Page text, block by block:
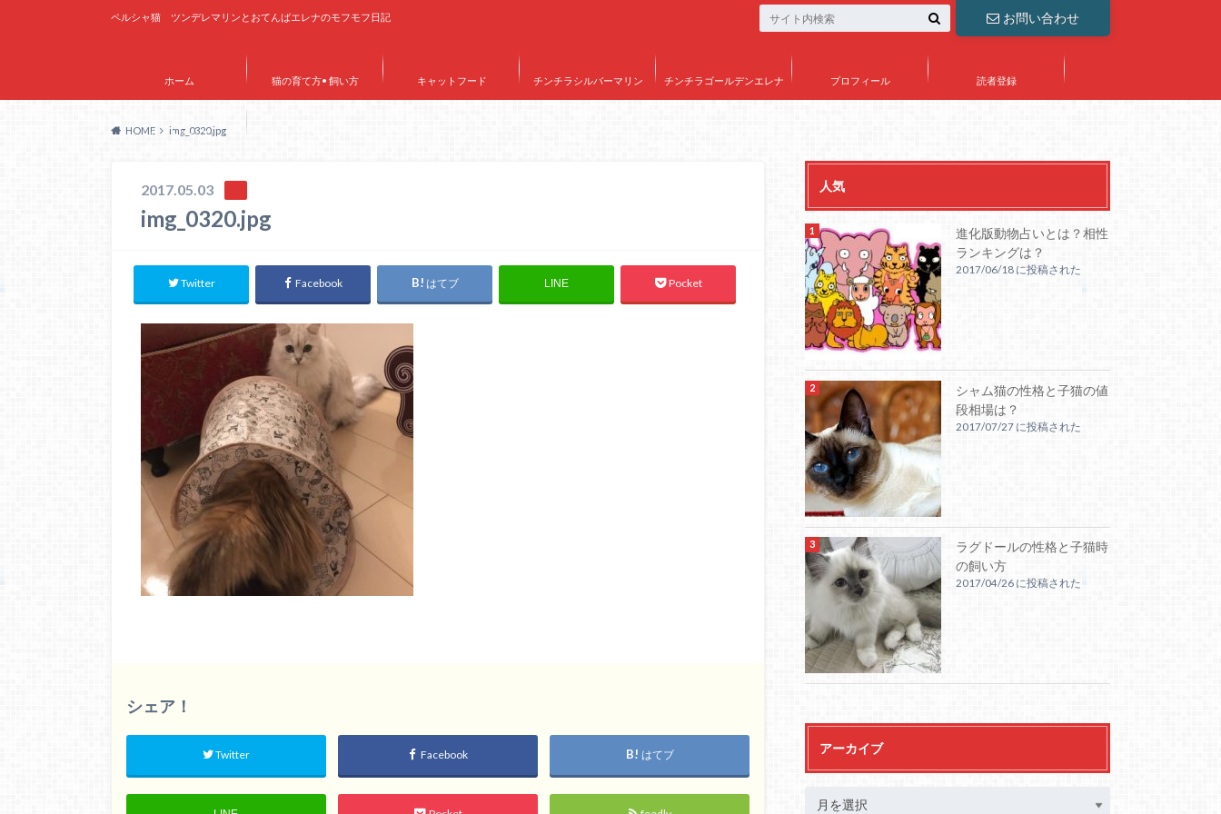
ペルシャ猫 ツンデレマリンとおてんばエレナのモフモフ日記 お問い合わせ
ホーム 猫の育て方• 飼い方 キャットフード チンチラシルバーマリン チンチラゴールデンエレナ プロフィール 読者登録
サイトマップ
HOME img_0320.jpg
2017.05.03
img_0320.jpg
Twitter Facebook はてブ LINE Pocket
シェア！
Twitter Facebook はてブ
人気
進化版動物占いとは？相性
ランキングは？
2017/06/18 に投稿された
シャム猫の性格と子猫の値
段相場は？
2017/07/27 に投稿された
ラグドールの性格と子猫時
の飼い方
2017/04/26 に投稿された
アーカイブ